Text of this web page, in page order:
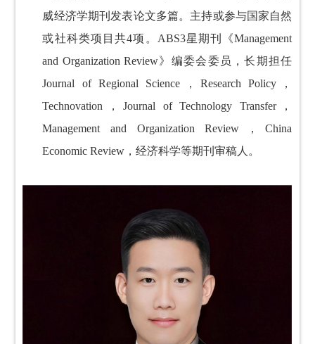
威经济学期刊发表论文多篇。主持或参与国家自然
或社科类项目共4项。ABS3星期刊《Management
and Organization Review》编委会委员，长期担任
Journal of Regional Science，Research Policy，
Technovation，Journal of Technology Transfer，
Management and Organization Review，China
Economic Review，经济科学等期刊审稿人。